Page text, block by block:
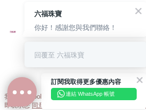
我們利用cookies為您提供最佳的瀏覽體驗。若您
即表示您 同意
訂閱我取得更多優惠內容
連結 WhatsApp 帳號
六福珠寶
你好！感謝您與我們聯絡！
回覆至 六福珠寶